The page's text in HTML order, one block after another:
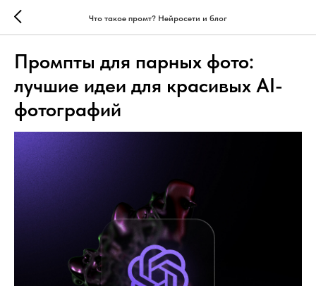
Что такое промт? Нейросети и блог
Промпты для парных фото:
лучшие идеи для красивых AI-
фотографий